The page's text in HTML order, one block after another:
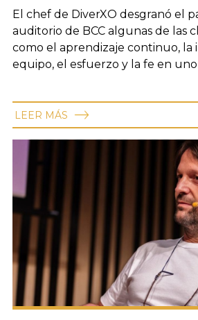
El chef de DiverXO desgranó el
auditorio de BCC algunas de las
como el aprendizaje continuo, la
equipo, el esfuerzo y la fe en uno
LEER MÁS